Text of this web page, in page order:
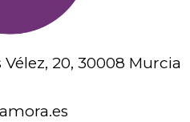
20, 30008 Murcia